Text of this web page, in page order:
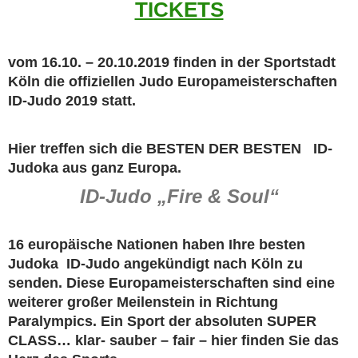
TICKETS
vom 16.10. – 20.10.2019 finden in der Sportstadt
Köln die offiziellen Judo Europameisterschaften
ID-Judo 2019 statt.
Hier treffen sich die BESTEN DER BESTEN ID-
Judoka aus ganz Europa.
ID-Judo „Fire & Soul“
16 europäische Nationen haben Ihre besten
Judoka ID-Judo angekündigt nach Köln zu
senden. Diese Europameisterschaften sind eine
weiterer großer Meilenstein in Richtung
Paralympics. Ein Sport der absoluten SUPER
CLASS… klar- sauber – fair – hier finden Sie das